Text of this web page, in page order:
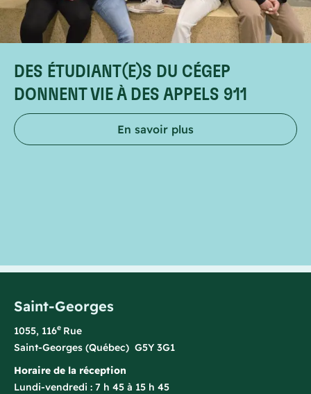
DES ÉTUDIANT(E)S DU CÉGEP
DONNENT VIE À DES APPELS 911
En savoir plus
Saint-Georges
1055, 116e Rue
Saint-Georges (Québec) G5Y 3G1
Horaire de la réception
Lundi-vendredi : 7 h 45 à 15 h 45